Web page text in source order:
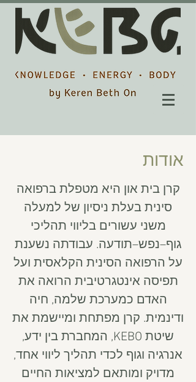
אודות
קרן בית און היא מטפלת ברפואה
סינית בעלת ניסיון של למעלה
משני עשורים בליווי תהליכי
גוף–נפש–תודעה. עבודתה נשענת
על הרפואה הסינית הקלאסית ועל
תפיסה אינטגרטיבית הרואה את
האדם כמערכת שלמה, חיה
ודינמית. קרן מפתחת ומיישמת את
שיטת KEBO, המחברת בין ידע,
אנרגיה וגוף לכדי תהליך ליווי אחד,
מדויק ומותאם למציאות החיים